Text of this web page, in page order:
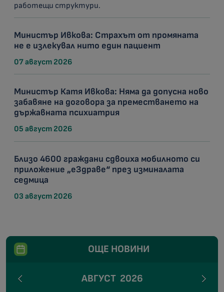
работещи структури.
Министър Ивкова: Страхът от промяната
не е излекувал нито един пациент
07 август 2026
Министър Катя Ивкова: Няма да допусна ново
забавяне на договора за преместването на
държавната психиатрия
05 август 2026
Близо 4600 граждани сдвоиха мобилното си
приложение „еЗдраве“ през изминалата
седмица
03 август 2026
ОЩЕ НОВИНИ
АВГУСТ 2026